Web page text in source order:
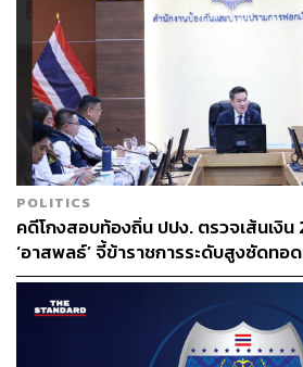
3. เหตุใดกรณีนี้จึงดำเนินคดีทางอ
คำตอบ:กรณีเป็นความผิดทุจริตมาตร
ทางอาญา จึงไม่สามารถใช้มาตรการ
(มาตรา 311 และมาตรา 281/2 วรรค
มาตรา 317/1)
4. การกล่าวโทษในกรณีนี้ ส่งผลใ
คุณสมบัติในการเป็นกรรมการแล
ทะเบียน/บริษัทหลักทรัพย์ หรือไม่
POLITICS
คดีโกงสอบท้องถิ่น ปปง. ตรวจเส้นเงิ
‘อาสพลธ์’ จี้ข้าราชการระดับสูงซัดทอ